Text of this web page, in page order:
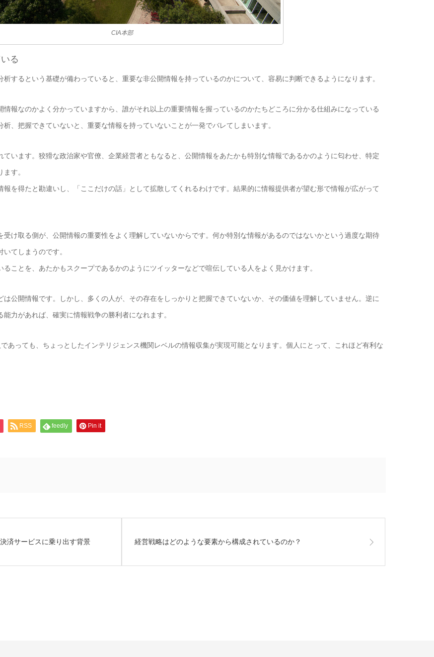
CIA本部
る
するという基礎が備わっていると、重要な非公開情報を持っているのかについて、容易に判断できるようになります。
報なのかよく分かっていますから、誰がそれ以上の重要情報を握っているのかたちどころに分かる仕組みになっている
、把握できていないと、重要な情報を持っていないことが一発でバレてしまいます。
います。狡猾な政治家や官僚、企業経営者ともなると、公開情報をあたかも特別な情報であるかのように匂わせ、特定
す。
を得たと勘違いし、「ここだけの話」として拡散してくれるわけです。結果的に情報提供者が望む形で情報が広がって
け取る側が、公開情報の重要性をよく理解していないからです。何か特別な情報があるのではないかという過度な期待
てしまうのです。
ことを、あたかもスクープであるかのようにツイッターなどで喧伝している人をよく見かけます。
公開情報です。しかし、多くの人が、その存在をしっかりと把握できていないか、その価値を理解していません。逆に
力があれば、確実に情報戦争の勝利者になれます。
あっても、ちょっとしたインテリジェンス機関レベルの情報収集が実現可能となります。個人にとって、これほど有利な
RSS feedly Pin it
済サービスに乗り出す背景 経営戦略はどのような要素から構成されているのか？